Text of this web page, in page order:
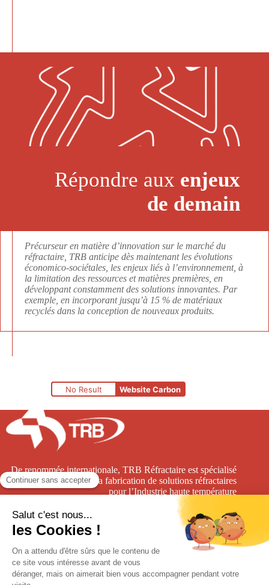
Répondre aux enjeux
de demain
Précurseur en matière d’innovation sur le marché du
réfractaire, TRB anticipe dès maintenant les évolutions
économico-sociétales, les enjeux liés à l’environnement, à
la limitation des ressources et matières premières, en
développant constamment des solutions innovantes. Par
exemple, en incorporant jusqu’à 15 % de matériaux
recyclés dans la conception de nouveaux produits.
No Result Website Carbon
De renommée internationale, TRB Réfractaire est spécialisé
dans la conception et la fabrication de solutions réfractaires
pour l’Industrie haute température